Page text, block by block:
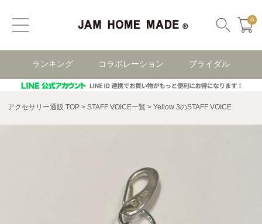
0
ランキング コラボレーション ブライダル
アクセサリー通販 TOP STAFF VOICE一覧 Yellow 3のSTAFF VOICE